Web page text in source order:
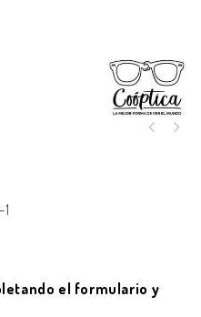
el formulario y